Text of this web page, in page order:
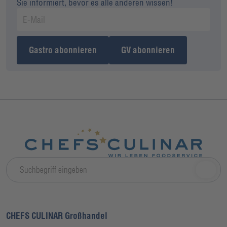
Sie informiert, bevor es alle anderen wissen!
Gastro abonnieren GV abonnieren
CHEFS CULINAR Großhandel